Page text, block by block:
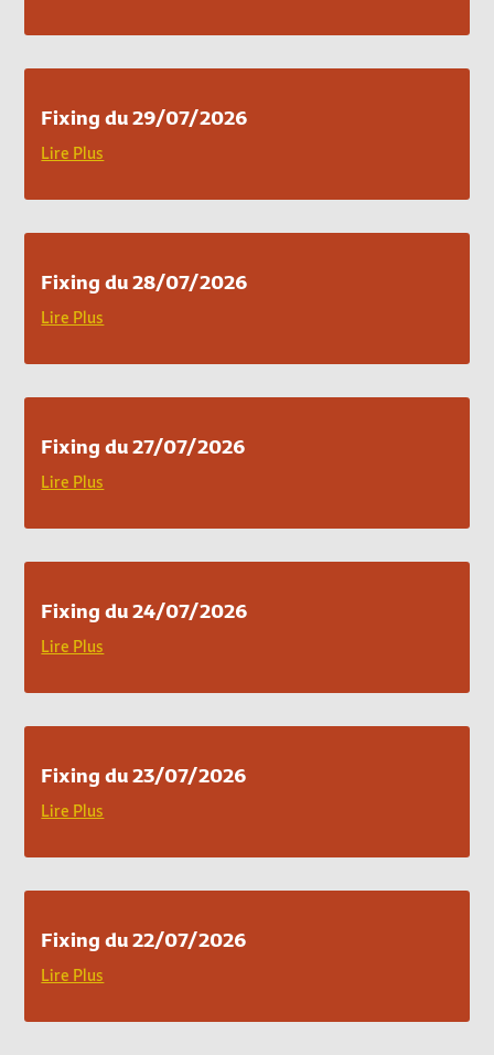
Fixing du 29/07/2026
Lire Plus
Fixing du 28/07/2026
Lire Plus
Fixing du 27/07/2026
Lire Plus
Fixing du 24/07/2026
Lire Plus
Fixing du 23/07/2026
Lire Plus
Fixing du 22/07/2026
Lire Plus